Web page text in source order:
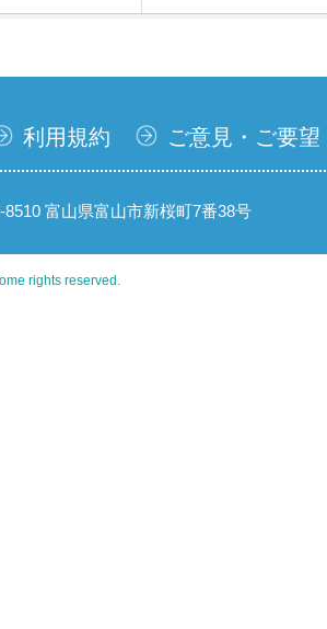
利用規約 ご意見・ご要望
富山県富山市新桜町7番38号
rights reserved.